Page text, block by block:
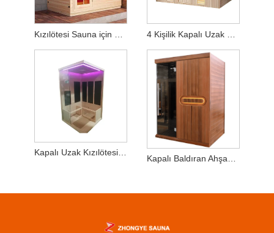
Kapalı Uzak Kızılötesi Sauna 2-3 Kişilik Baldıran Ahşap
Kapalı Baldıran Ahşap 2-3 Kişilik Kuru Sauna Odası